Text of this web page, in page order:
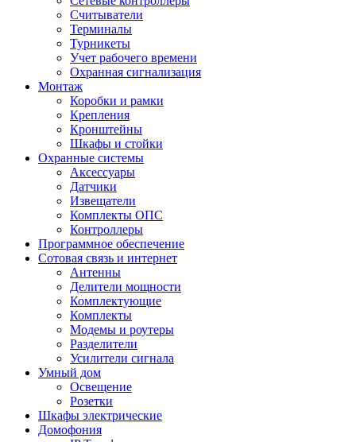
Считыватели
Терминалы
Турникеты
Учет рабочего времени
Охранная сигнализация
Монтаж
Коробки и рамки
Крепления
Кронштейны
Шкафы и стойки
Охранные системы
Аксессуары
Датчики
Извещатели
Комплекты ОПС
Контроллеры
Программное обеспечение
Сотовая связь и интернет
Антенны
Делители мощности
Комплектующие
Комплекты
Модемы и роутеры
Разделители
Усилители сигнала
Умный дом
Освещение
Розетки
Шкафы электрические
Домофония